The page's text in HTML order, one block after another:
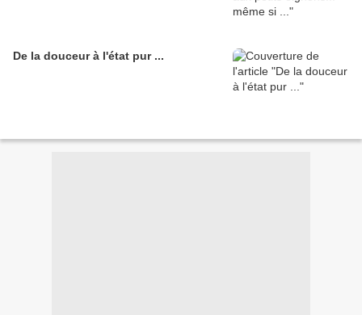
De la douceur à l'état pur ...